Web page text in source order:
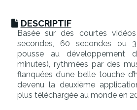
DESCRIPTIF
Basée sur des courtes
secondes, 60 secondes ou
pousse au développement
minutes), rythmées par des
flanquées d’une belle touche
devenu la deuxième
plus téléchargée au monde en